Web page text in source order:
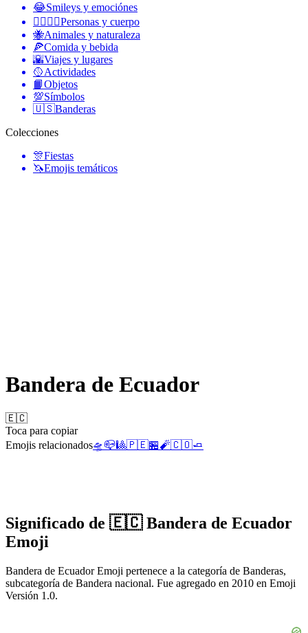
😂Smileys y emociónes
👩‍❤️‍💋‍👨Personas y cuerpo
🐝Animales y naturaleza
🍕Comida y bebida
🌇Viajes y lugares
🥎Actividades
📙Objetos
💯Símbolos
🇺🇸Banderas
Colecciones
🎊Fiestas
🦄Emojis temáticos
Bandera de Ecuador
🇪🇨
Toca para copiar
Emojis relacionados🛸 📪🎱🇵🇪🏪🧨🇨🇴🧈
Significado de 🇪🇨 Bandera de Ecuador
Emoji
Bandera de Ecuador Emoji pertenece a la categoría de Banderas,
subcategoría de Bandera nacional. Fue agregado en 2010 en Emoji
Versión 1.0.